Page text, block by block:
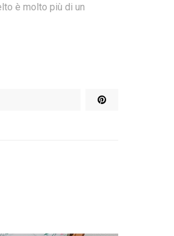
è molto più di un